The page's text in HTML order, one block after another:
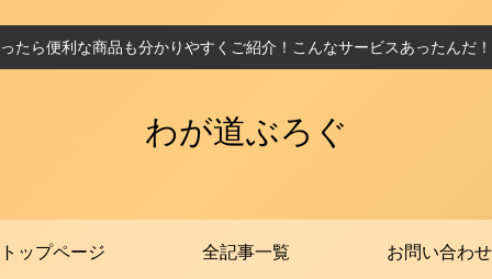
たら便利な商品も分かりやすくご紹介！こんなサービスあったんだ
わが道ぶろぐ
トップページ 全記事一覧 お問い合わせ